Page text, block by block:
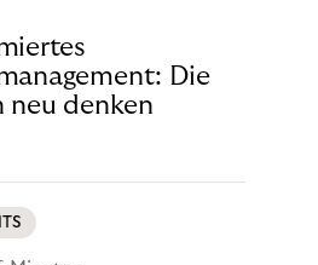
Die
neu denken